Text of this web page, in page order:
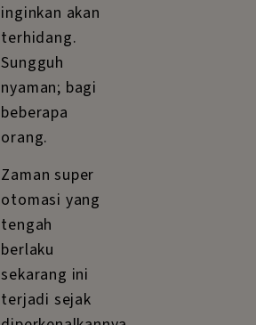
inginkan akan
terhidang.
Sungguh
nyaman; bagi
beberapa
orang.
Zaman super
otomasi yang
tengah
berlaku
sekarang ini
terjadi sejak